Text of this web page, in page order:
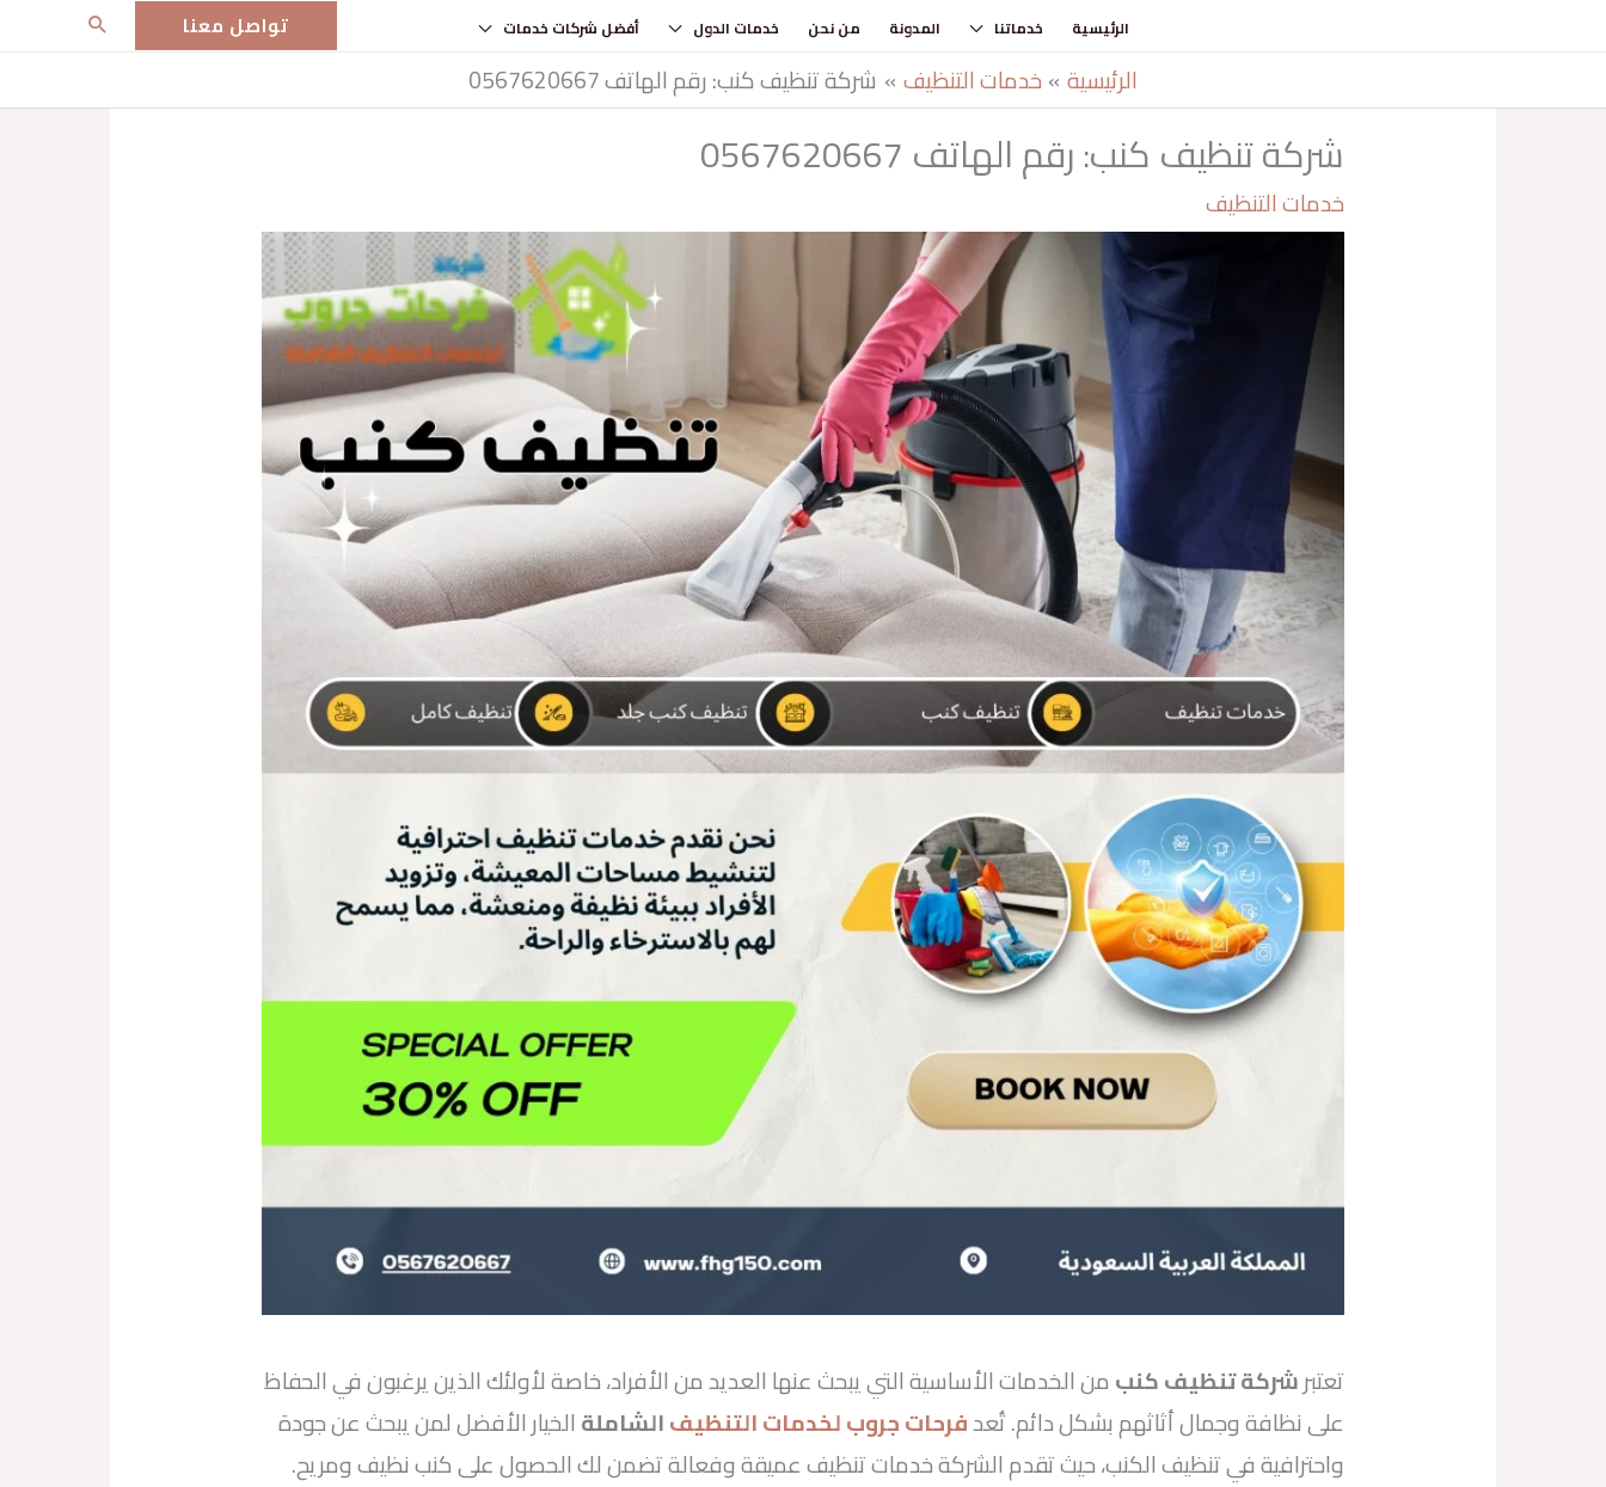
المحتوى
الرئيسية خدماتنا المدونة من نحن خدمات الدول أفضل شركات خدمات تواصل معنا
الرئيسية خدمات التنظيف شركة تنظيف كنب: رقم الهاتف 0567620667
شركة تنظيف كنب: رقم الهاتف 0567620667
خدمات التنظيف
تعتبرشركة تنظيف كنبمن الخدمات الأساسية التي يبحث عنها العديد من الأفراد، خاصة لأولئك الذين يرغبون في الحفاظ
على نظافة وجمال أثاثهم بشكل دائم. تُعدفرحات جروب لخدمات التنظيفالشاملةالخيار الأفضل لمن يبحث عن جودة
واحترافية في تنظيف الكنب، حيث تقدم الشركة خدمات تنظيف عميقة وفعالة تضمن لك الحصول على كنب نظيف ومريح.